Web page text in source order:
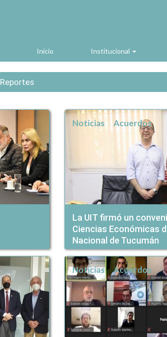
Inicio Institucional
Reportes
Noticias Acuerdos
La UIT firmó un
Ciencias Económicas
Nacional de Tucumán
Noticias Acuerdos